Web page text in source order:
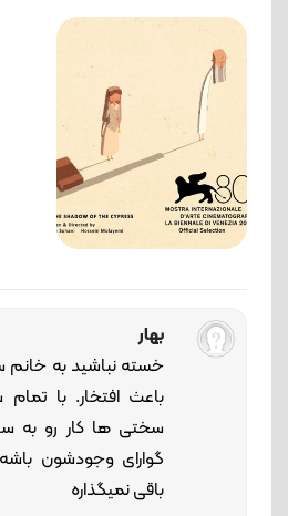
بهار
خسته نباشید به خانم
باعث افتخار. با
سختی ها کار رو به
گوارای وجودشون
باقی نمیگذاره